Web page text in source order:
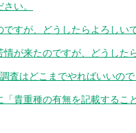
い。
すが、どうしたらよろしい
が来たのですが、どうした
査はどこまでやればいいので
貴重種の有無を記載するこ